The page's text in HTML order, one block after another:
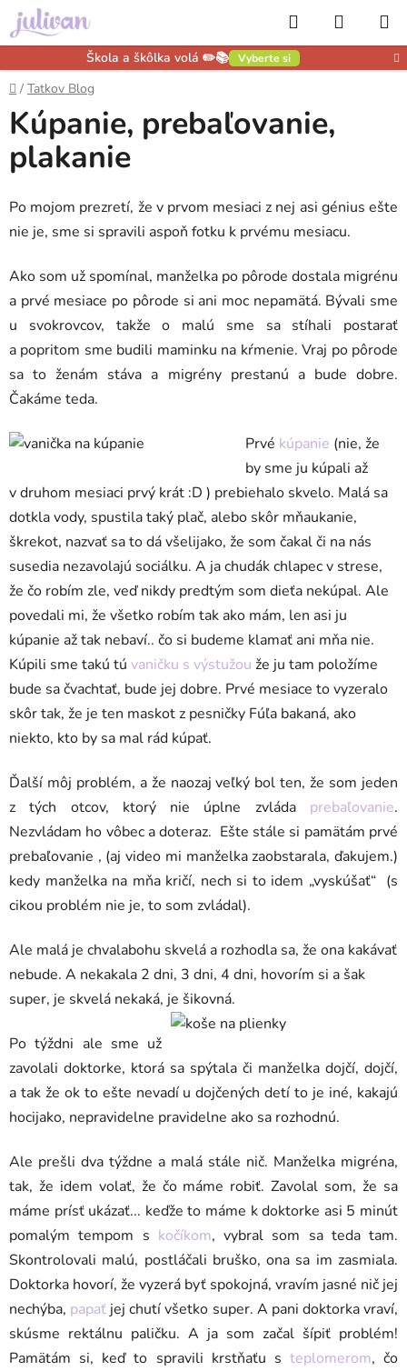
Prejsť
na
obsah
Škola a škôlka volá ✏️📚 Vyberte si
Hľadať
KOŠÍK
Domov
/ Tatkov Blog
Kúpanie, prebaľovanie,
plakanie
Po mojom prezretí, že v prvom mesiaci z nej asi génius ešte
nie je, sme si spravili aspoň fotku k prvému mesiacu.
Ako som už spomínal, manželka po pôrode dostala migrénu
a prvé mesiace po pôrode si ani moc nepamätá. Bývali sme
u svokrovcov, takže o malú sme sa stíhali postarať
a popritom sme budili maminku na kŕmenie. Vraj po pôrode
sa to ženám stáva a migrény prestanú a bude dobre.
Čakáme teda.
Prvé kúpanie (nie, že
by sme ju kúpali až
v druhom mesiaci prvý krát :D ) prebiehalo skvelo. Malá sa
dotkla vody, spustila taký plač, alebo skôr mňaukanie,
škrekot, nazvať sa to dá všelijako, že som čakal či na nás
susedia nezavolajú sociálku. A ja chudák chlapec v strese,
že čo robím zle, veď nikdy predtým som dieťa nekúpal. Ale
povedali mi, že všetko robím tak ako mám, len asi ju
kúpanie až tak nebaví.. čo si budeme klamať ani mňa nie.
Kúpili sme takú tú vaničku s výstužou že ju tam položíme
bude sa čvachtať, bude jej dobre. Prvé mesiace to vyzeralo
skôr tak, že je ten maskot z pesničky Fúľa bakaná, ako
niekto, kto by sa mal rád kúpať.
Ďalší môj problém, a že naozaj veľký bol ten, že som jeden
z tých otcov, ktorý nie úplne zvláda prebaľovanie.
Nezvládam ho vôbec a doteraz. Ešte stále si pamätám prvé
prebaľovanie , (aj video mi manželka zaobstarala, ďakujem.)
kedy manželka na mňa kričí, nech si to idem „vyskúšať“ (s
cikou problém nie je, to som zvládal).
Ale malá je chvalabohu skvelá a rozhodla sa, že ona kakávať
nebude. A nekakala 2 dni, 3 dni, 4 dni, hovorím si a šak
super, je skvelá nekaká, je šikovná.
Po týždni ale sme už
zavolali doktorke, ktorá sa spýtala či manželka dojčí, dojčí,
a tak že ok to ešte nevadí u dojčených detí to je iné, kakajú
hocijako, nepravidelne pravidelne ako sa rozhodnú.
Ale prešli dva týždne a malá stále nič. Manželka migréna,
tak, že idem volať, že čo máme robiť. Zavolal som, že sa
máme prísť ukázať... keďže to máme k doktorke asi 5 minút
pomalým tempom s kočíkom, vybral som sa teda tam.
Skontrolovali malú, postláčali bruško, ona sa im zasmiala.
Doktorka hovorí, že vyzerá byť spokojná, vravím jasné nič jej
nechýba, papať jej chutí všetko super. A pani doktorka vraví,
skúsme rektálnu paličku. A ja som začal šípiť problém!
Pamätám si, keď to spravili krstňaťu s teplomerom, čo